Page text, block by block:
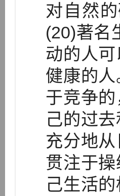
对自然
(20)著名
动的人
健康的
于竞争
己的过
充分地
贯注于
己生活